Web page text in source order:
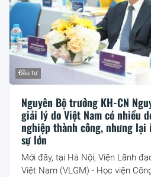
Nguyên Bộ trưởng KH-CN
giải lý do Việt Nam có nhiều
nghiệp thành công, nhưng
sự lớn
Đầu tư
Mới đây, tại Hà Nội, Viện Lãnh
Việt Nam (VLGM) - Học viện